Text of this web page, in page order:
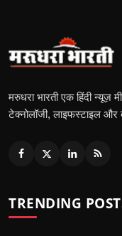
मरुधरा भारती एक हिंदी न्यूज़
टेक्नोलॉजी, लाइफस्टाइल और
TRENDING